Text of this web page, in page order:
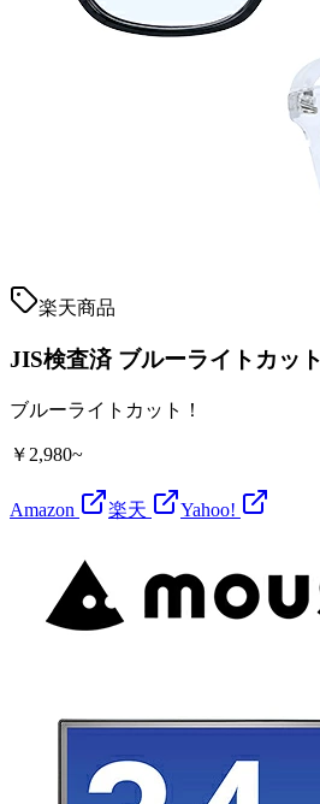
楽天商品
JIS検査済 ブルーライトカッ
ブルーライトカット！
￥2,980~
Amazon 楽天 Yahoo!